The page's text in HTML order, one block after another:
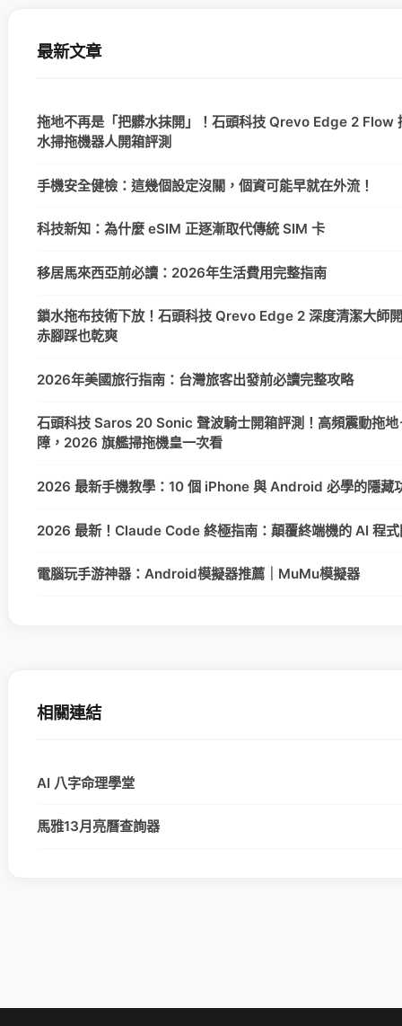
最新文章
拖地不再是「把髒水抹開」！石頭科技 Qrevo Edge 2 Flow
水掃拖機器人開箱評測
手機安全健檢：這幾個設定沒關，個資可能早就在外流！
科技新知：為什麼 eSIM 正逐漸取代傳統 SIM 卡
移居馬來西亞前必讀：2026年生活費用完整指南
鎖水拖布技術下放！石頭科技 Qrevo Edge 2 深度清潔大師
赤腳踩也乾爽
2026年美國旅行指南：台灣旅客出發前必讀完整攻略
石頭科技 Saros 20 Sonic 聲波騎士開箱評測！高頻震動拖
障，2026 旗艦掃拖機皇一次看
2026 最新手機教學：10 個 iPhone 與 Android 必學的隱藏
2026 最新！Claude Code 終極指南：顛覆終端機的 AI 程式
電腦玩手游神器：Android模擬器推薦｜MuMu模擬器
相關連結
AI 八字命理學堂
馬雅13月亮曆查詢器